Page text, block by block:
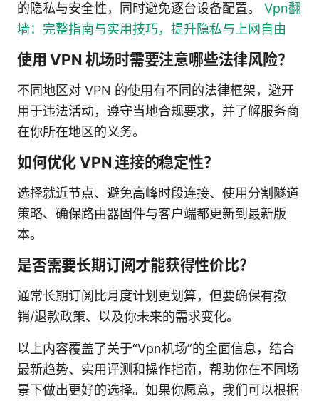
的隐私与安全性，同时避免逐台设备配置。 Vpn翻
墙：完整指南与实用技巧，提升隐私与上网自由
使用 VPN 机场时需要注意哪些法律风险？
不同地区对 VPN 的使用有不同的法律框架，避开
用于违法活动，遵守当地合规要求，并了解服务商
在你所在地区的义务。
如何优化 VPN 连接的稳定性？
选择就近节点、避免高峰时段连接、使用分割隧道
策略、确保路由器固件与客户端都更新到最新版
本。
是否需要长期订阅才能获得性价比？
通常长期订阅比月度计划更划算，但要确保有撤
销/退款政策、以及你未来的需求变化。
以上内容覆盖了关于“Vpn机场”的全面信息，结合
最新趋势、实用评测和操作指南，帮助你在不同场
景下做出更好的选择。如果你愿意，我们可以根据